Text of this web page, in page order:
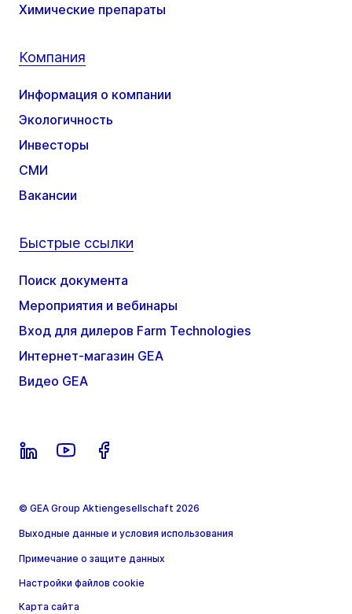
Химические препараты
Компания
Информация о компании
Экологичность
Инвесторы
СМИ
Вакансии
Быстрые ссылки
Поиск документа
Мероприятия и вебинары
Вход для дилеров Farm Technologies
Интернет-магазин GEA
Видео GEA
© GEA Group Aktiengesellschaft 2026
Выходные данные и условия использования
Примечание о защите данных
Настройки файлов cookie
Карта сайта